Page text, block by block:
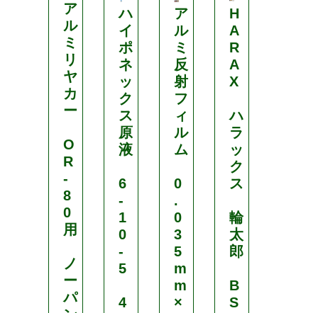
ア
ル
ミ
リ
ヤ
カ
ー
O
R
-
8
0
用
ノ
ー
パ
ハ
イ
ポ
ネ
ッ
ク
ス
原
液
6
-
1
0
-
5
4
ア
ル
ミ
反
射
フ
ィ
ル
ム
0
.
0
3
5
m
m
×
H
A
R
A
X
ハ
ラ
ッ
ク
ス
輪
太
郎
B
S